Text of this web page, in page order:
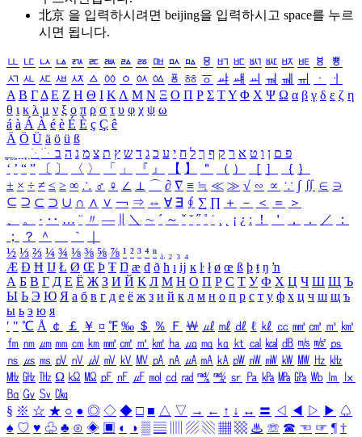
北京 을 입력하시려면 beijing을 입력하시고 space를 누르
시면 됩니다.
ㅥ ㅦ ㅧ ㅨ ㅩ ㅪ ㅫ ㅬ ㅭ ㅮ ㅯ ㅰ ㅱ ㅲ ㅳ ㅴ ㅵ ㅶ ㅷ ㅸ
ㅹ
ㅺ ㅻ ㅼ ㅽ ㅾ ㅿ ㆀ ㆁ ㆂ ㆃ ㆄ ㆅ ㆆ ㆇ ㆈ ㆉ ㆊ ㆋ ㆌ ㆍ
ㆎ
Α Β ΓΔ Ε Ζ Η Θ Ι ΚΛ Μ Ν Ξ Ο Π Ρ Σ ΤΥ Φ Χ Ψ Ω α β γ δ ε ζ η
θ ι κ λ μ ν ξ ο π ρ σ τ υ φ χ ψ ω
á à Á À é è É È ç Ç ê
Ä Ö Ü ä ö ü ß
ִֶֹ ֻּ ׁׂ פ ם ן ו ט א ר ק ף ך ל ח י ע כ ג ד ש ץ ת צ מ נ ה ב
‘ ’ “ ” 〔 〕 〈 〉 「 」 『 』 【 】 ＂ （ ） ［ ］ ｛ ｝
± × ÷ ≠ ≤ ≥ ∞ ∴ ♂ ♀ ∠ ⊥ ⌒ ∂ ∇ ≡ ≒ ≪ ≫ √ ∽ ∝ ∵ ∫ ∬ ∈ ∋
⊆ ⊇ ⊂ ⊃ ∪ ∩ ∧ ∨ ￢ ⇒ ⇔ ∀ ∃ ∮ ∑ ∏ ＋ － ＜ ＝
＞
、
。 · ‥ … ¨ 〃 ― ＼ ∼ ´ ～ ˇ ˘ ˝ ˚ ˙ ¸ ¡ ¿ ː ！ ＇ ， ． ／
：
；
？ ＾ ｀
½ ⅓ ⅔ ¼ ¾ ⅛ ⅜ ⅝ ⅞ ¹ ² ³ ⁴ ⁿ ₁ ₂ ₃ ₄
Æ Ð Ħ Ĳ Ł Ø Œ Þ Ŧ Ŋ æ đ ð ħ ı ĳ ĸ ŀ ł ø œ ß þ ŧ ŋ ŉ
А Б В Г Д Е Ё Ж З И Й К Л М Н О П Р С Т У Ф Х Ц Ч Ш Щ Ъ
Ы Ь Э Ю Я а б в г д е ё ж з и й к л м н о п р с т у ф х ц ч ш щ ъ
ы ь э ю я
′ ″ ℃ Å ￠ ￡ ￥ ¤ ℉ ‰ ＄ ％ Ｆ ￦ ㎕ ㎖ ㎗ ℓ ㎘ ㏄ ㎣ ㎤ ㎥ ㎦
㎙ ㎚ ㎛ ㎜ ㎝ ㎞ ㎟ ㎠ ㎡ ㎢ ㏊ ㎍ ㎎ ㎏ ㏏ ㎈ ㎉ ㏈ ㎧ ㎨ ㎰
㎱ ㎲ ㎳ ㎴ ㎵ ㎶ ㎷ ㎸ ㎹ ㎀ ㎁ ㎂ ㎃ ㎄ ㎺ ㎻ ㎽ ㎾ ㎿ ㎐ ㎑
㎒ ㎓ ㎔ Ω ㏀ ㏁ ㎊ ㎋ ㎌ ㏖ ㏅ ㎭ ㎮ ㎯ ㏛ ㎩ ㎪ ㎫ ㎬ ㏝ ㏐
㏓
㏃ ㏉ ㏜ ㏆
§ ※ ☆ ★ ○ ● ◎ ◇ ◆ □ ■ △ ▽ → ← ↑ ↓ ↔ 〓 ◁ ◀ ▷ ▶ ♤
♠ ♡ ♥ ♧ ♣ ⊙ ◈ ▣ ◐ ◑ ▒ ▤ ▨ ▧ ▦ ▩ ♨ ☏ ☎ ☜ ☞ ¶ †